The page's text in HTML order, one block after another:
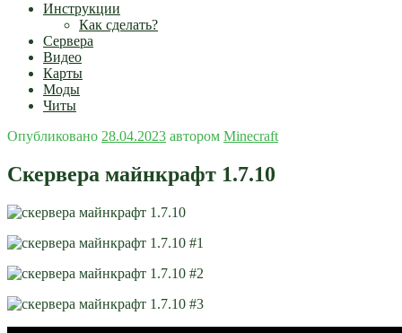
Инструкции
Как сделать?
Сервера
Видео
Карты
Моды
Читы
Опубликовано 28.04.2023 автором Minecraft
Скервера майнкрафт 1.7.10